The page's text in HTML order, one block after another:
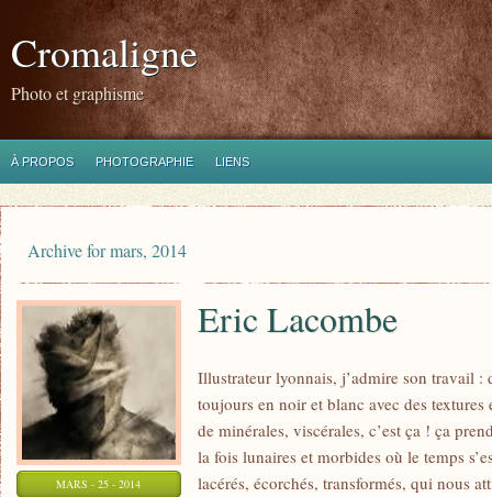
Cromaligne
Photo et graphisme
À PROPOS PHOTOGRAPHIE LIENS
Archive for mars, 2014
MARS - 25 - 2014
Eric Lacombe
Illustrateur lyonnais, j’admire son travail
toujours en noir et blanc avec des
de minérales, viscérales, c’est ça ! ça
la fois lunaires et morbides où le temps
lacérés, écorchés, transformés, qui nous